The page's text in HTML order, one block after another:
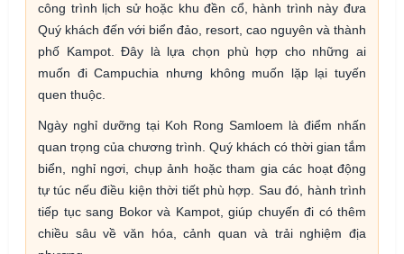
công trình lịch sử hoặc khu đền cổ, hành trình này đưa
Quý khách đến với biển đảo, resort, cao nguyên và thành
phố Kampot. Đây là lựa chọn phù hợp cho những ai
muốn đi Campuchia nhưng không muốn lặp lại tuyến
quen thuộc.
Ngày nghỉ dưỡng tại Koh Rong Samloem là điểm nhấn
quan trọng của chương trình. Quý khách có thời gian tắm
biển, nghỉ ngơi, chụp ảnh hoặc tham gia các hoạt động
tự túc nếu điều kiện thời tiết phù hợp. Sau đó, hành trình
tiếp tục sang Bokor và Kampot, giúp chuyến đi có thêm
chiều sâu về văn hóa, cảnh quan và trải nghiệm địa